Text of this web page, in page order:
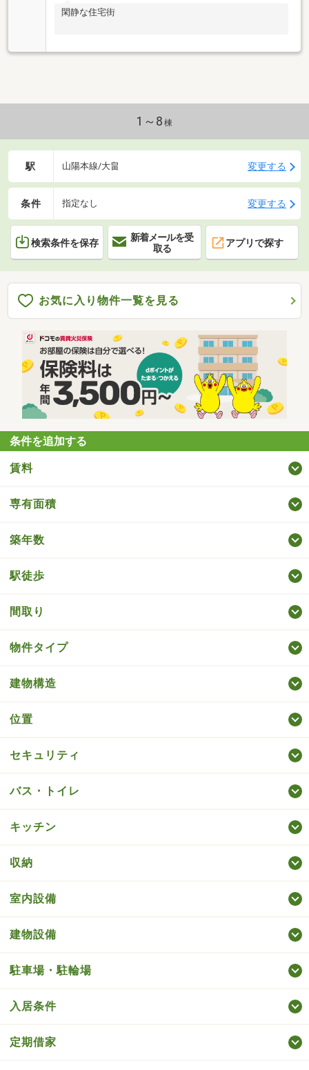
閑静な住宅街
1～8 棟
駅 山陽本線/大畠 変更する
条件 指定なし 変更する
検索条件を保存
新着メールを受
取る
アプリで探す
お気に入り物件一覧を見る
条件を追加する
賃料
専有面積
築年数
駅徒歩
間取り
物件タイプ
建物構造
位置
セキュリティ
バス・トイレ
キッチン
収納
室内設備
建物設備
駐車場・駐輪場
入居条件
定期借家